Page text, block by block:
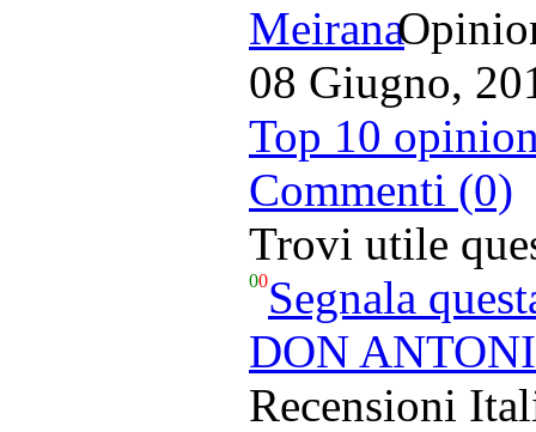
08 Giugno,
Top 10
Commenti (0)
Trovi utile
00Segnala
DON
Recensioni